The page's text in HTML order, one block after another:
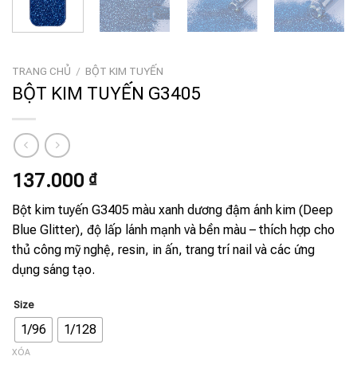
TRANG CHỦ / BỘT KIM TUYẾN
BỘT KIM TUYẾN G3405
137.000 ₫
Bột kim tuyến G3405 màu xanh dương đậm ánh kim (Deep
Blue Glitter), độ lấp lánh mạnh và bền màu – thích hợp cho
thủ công mỹ nghệ, resin, in ấn, trang trí nail và các ứng
dụng sáng tạo.
Size
1/96 1/128
XÓA